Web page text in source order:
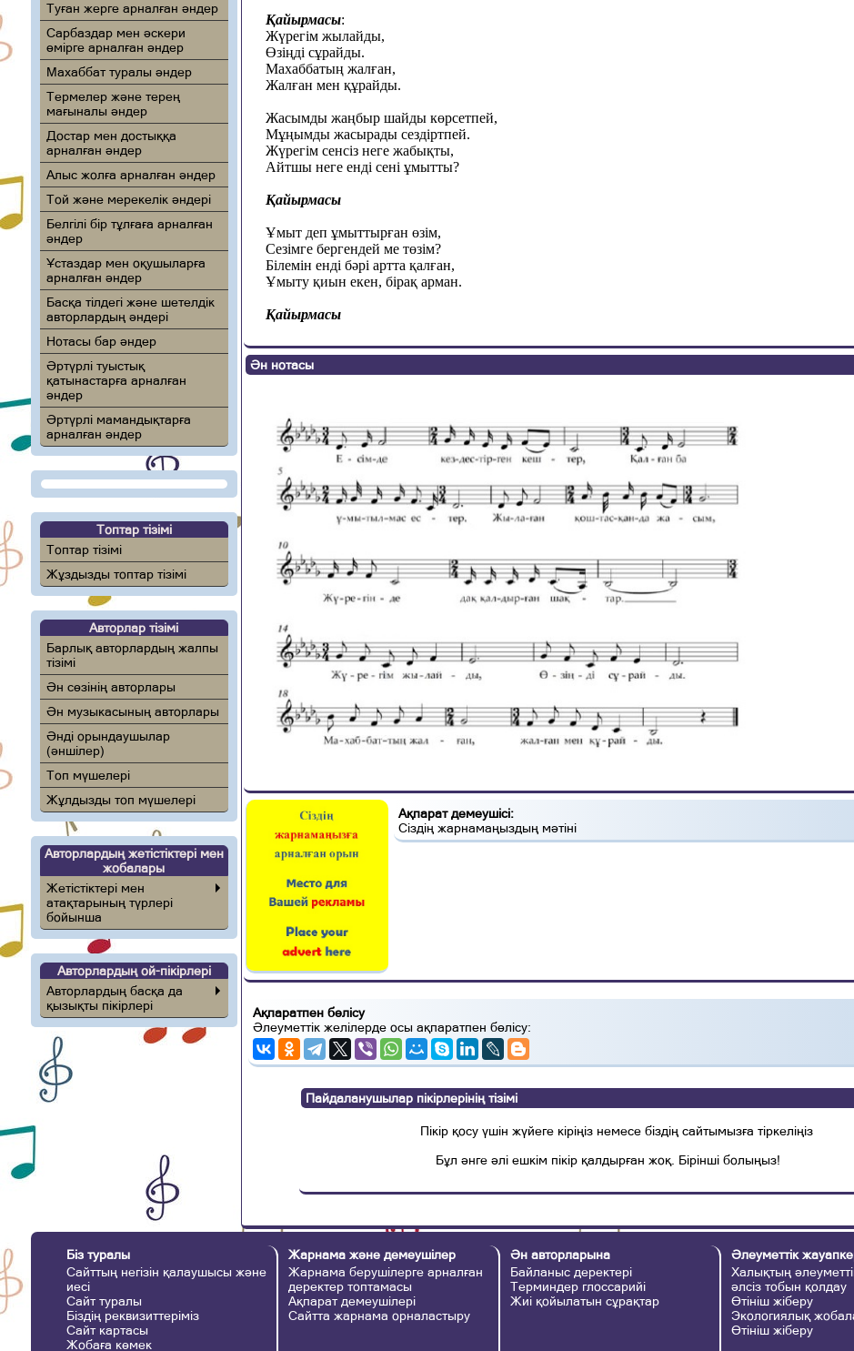
Туған жерге арналған әндер
Сарбаздар мен әскери
өмірге арналған әндер
Махаббат туралы әндер
Термелер және терең
мағыналы әндер
Достар мен достыққа
арналған әндер
Алыс жолға арналған әндер
Той және мерекелік әндері
Белгілі бір тұлғаға арналған
әндер
Ұстаздар мен оқушыларға
арналған әндер
Басқа тілдегі және шетелдік
авторлардың әндері
Нотасы бар әндер
Әртүрлі туыстық
қатынастарға арналған
әндер
Әртүрлі мамандықтарға
арналған әндер
Топтар тізімі
Топтар тізімі
Жұздызды топтар тізімі
Авторлар тізімі
Барлық авторлардың жалпы
тізімі
Ән сөзінің авторлары
Ән музыкасының авторлары
Әнді орындаушылар
(әншілер)
Топ мүшелері
Жұлдызды топ мүшелері
Авторлардың жетістіктері мен
жобалары
Жетістіктері мен
атақтарының түрлері
бойынша
Авторлардың ой-пікірлері
Авторлардың басқа да
қызықты пікірлері
Қайырмасы:
Жүрегім жылайды,
Өзіңді сұрайды.
Махаббатың жалған,
Жалған мен құрайды.
Жасымды жаңбыр шайды көрсетпей,
Мұңымды жасырады сездіртпей.
Жүрегім сенсіз неге жабықты,
Айтшы неге енді сені ұмытты?
Қайырмасы
Ұмыт деп ұмыттырған өзім,
Сезімге бергендей ме төзім?
Білемін енді бәрі артта қалған,
Ұмыту қиын екен, бірақ арман.
Қайырмасы
Ән нотасы
Ақпарат демеушісі:
Сіздің жарнамаңыздың мәтіні
Ақпаратпен бөлісу
Әлеуметтік желілерде осы ақпаратпен бөлісу:
Пайдаланушылар пікірлерінің тізімі
Пікір қосу үшін жүйеге кіріңіз немесе біздің сайтымызға тіркеліңіз
Бұл әнге әлі ешкім пікір қалдырған жоқ. Бірінші болыңыз!
Біз туралы
Сайттың негізін қалаушысы және
иесі
Сайт туралы
Біздің реквизиттеріміз
Сайт картасы
Жобаға көмек
Жарнама және демеушілер
Жарнама берушілерге арналған
деректер топтамасы
Ақпарат демеушілері
Сайтта жарнама орналастыру
Ән авторларына
Байланыс деректері
Терминдер глоссарийі
Жиі қойылатын сұрақтар
Әлеуметтік
Халықтың
әлсіз тобын қолдау
Өтініш жіберу
Экологиялық
Өтініш жіберу